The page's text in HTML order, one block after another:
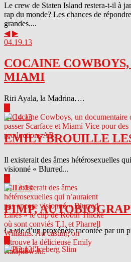
Le crew de Staten Island restera-t-il à
rap du monde? Les chances de
grandes....
◀ ▶
04.19.13
COCAINE
MIAMI
Riri Ayala, la Madrina….
04.14.13
EMILY BROUILLE
Il existerait des âmes hétérosexuelles
visionné « Blurred...
04.13.13
PIMP,
La vie d’un proxénète racontée par un
04.12.13